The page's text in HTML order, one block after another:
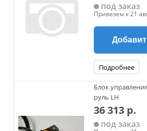
под заказ
Привезем к 21
Подробнее
Блок
руль LH
36 313 р.
под заказ